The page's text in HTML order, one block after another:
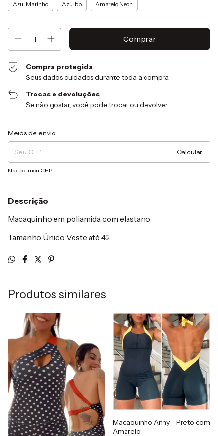
Azul Marinho Azul bb Amarelo Neon
Compra protegida
Seus dados cuidados durante toda a compra.
Trocas e devoluções
Se não gostar, você pode trocar ou devolver.
Entregas para o CEP:
Meios de envio
Calcular
Não sei meu CEP
Descrição
Macaquinho em poliamida com elastano
Tamanho Único Veste até 42
Produtos similares
Macaquinho Anny - Preto com
Amarelo